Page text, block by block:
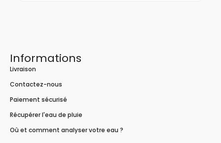
Informations
Livraison
Contactez-nous
Paiement sécurisé
Récupérer l'eau de pluie
Où et comment analyser votre eau ?